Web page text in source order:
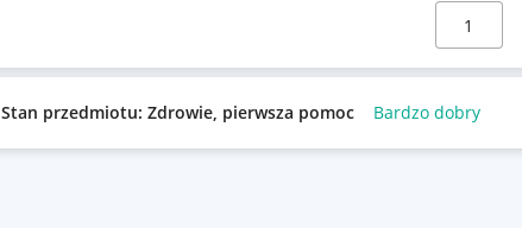
Wybierz stronę:
Stan przedmiotu: Zdrowie, pierwsza pomoc Bardzo dobry